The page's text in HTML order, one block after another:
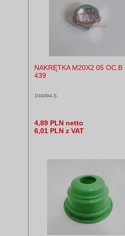
NAKRĘTKA M20X2 05 OC.B
439
104094-S
4,89 PLN netto
6,01 PLN z VAT